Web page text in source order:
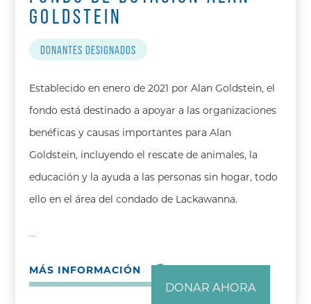
GOLDSTEIN
DONANTES DESIGNADOS
Establecido en enero de 2021 por Alan Goldstein, el
fondo está destinado a apoyar a las organizaciones
benéficas y causas importantes para Alan
Goldstein, incluyendo el rescate de animales, la
educación y la ayuda a las personas sin hogar, todo
ello en el área del condado de Lackawanna.
…
MÁS INFORMACIÓN
DONAR AHORA